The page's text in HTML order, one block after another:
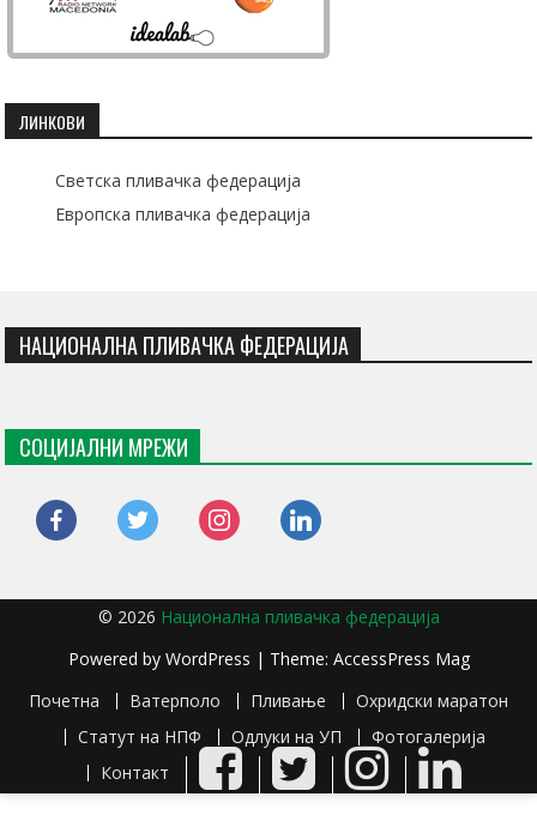
ЛИНКОВИ
Светска пливачка федерација
Европска пливачка федерација
НАЦИОНАЛНА ПЛИВАЧКА ФЕДЕРАЦИЈА
СОЦИЈАЛНИ МРЕЖИ
facebook twitter instagram linkedin
© 2026 Национална пливачка федерација
Powered by WordPress | Theme: AccessPress Mag
Почетна
Ватерполо Пливање
Охридски маратон
Статут на НПФ
Одлуки на УП
Фотогалерија
Контакт
Facebook Twitter InstagramLinkedIn